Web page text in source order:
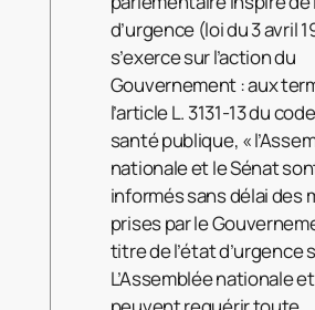
d’urgence (loi du 3 avril
s’exerce sur l’action du
Gouvernement : aux
l’article L. 3131-13 du
santé publique, «
nationale et le Sénat
informés sans délai des
prises par le
titre de l’état d’urgence
L’Assemblée nationale